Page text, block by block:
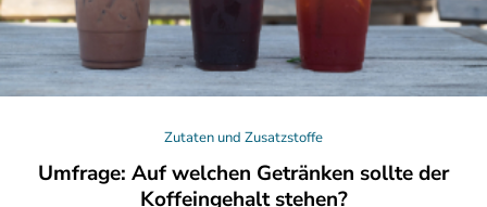
Zutaten und Zusatzstoffe
Umfrage: Auf welchen Getränken sollte der
Koffeingehalt stehen?